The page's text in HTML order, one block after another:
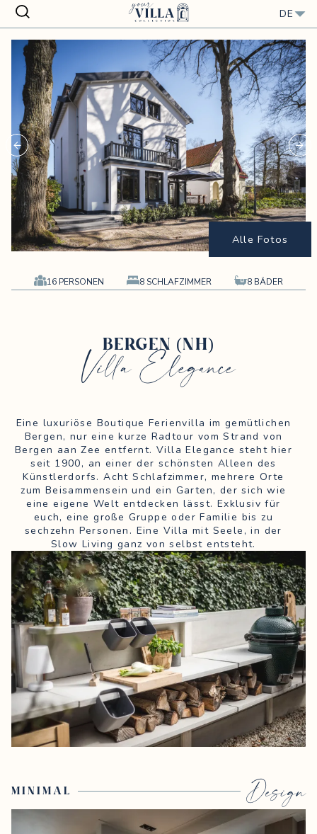
DE
Alle Fotos
showFullScreen &&
16 PERSONEN 8 SCHLAFZIMMER 8 BÄDER
BERGEN (NH)
Villa Elegance
Eine luxuriöse Boutique Ferienvilla im gemütlichen
Bergen, nur eine kurze Radtour vom Strand von
Bergen aan Zee entfernt. Villa Elegance steht hier
seit 1900, an einer der schönsten Alleen des
Künstlerdorfs. Acht Schlafzimmer, mehrere Orte
zum Beisammensein und ein Garten, der sich wie
eine eigene Welt entdecken lässt. Exklusiv für
euch, eine große Gruppe oder Familie bis zu
sechzehn Personen. Eine Villa mit Seele, in der
Slow Living ganz von selbst entsteht.
MINIMAL Design